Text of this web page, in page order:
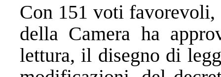
Con 151 voti favorevoli,
della Camera ha
lettura, il disegno di